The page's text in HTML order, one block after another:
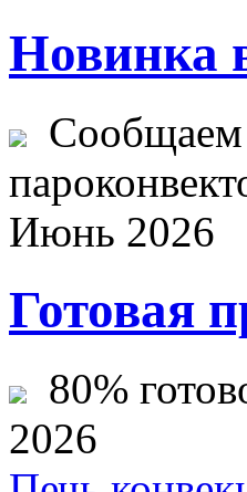
Новинка
Сообщаем
Июнь 2026
Готовая
80%
2026